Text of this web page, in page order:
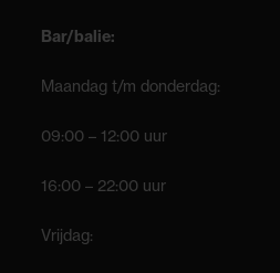
Bar/balie:
Maandag t/m donderdag:
09:00 – 12:00 uur
16:00 – 22:00 uur
Vrijdag: